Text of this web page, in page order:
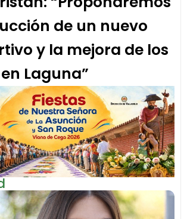
de un nuevo
y la mejora de los
Laguna”